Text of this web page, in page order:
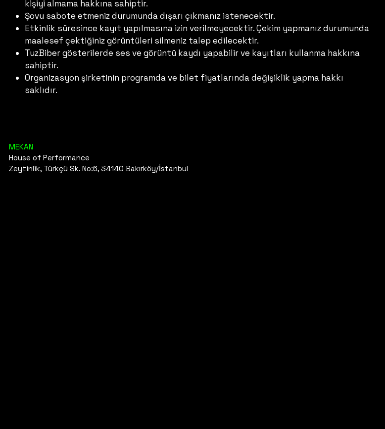
kişiyi almama hakkına sahiptir.
Şovu sabote etmeniz durumunda dışarı çıkmanız istenecektir.
Etkinlik süresince kayıt yapılmasına izin verilmeyecektir. Çekim yapmanız durumunda
maalesef çektiğiniz görüntüleri silmeniz talep edilecektir.
TuzBiber gösterilerde ses ve görüntü kaydı yapabilir ve kayıtları kullanma hakkına
sahiptir.
Organizasyon şirketinin programda ve bilet fiyatlarında değişiklik yapma hakkı
saklıdır.
MEKAN
House of Performance
Zeytinlik, Türkçü Sk. No:6, 34140 Bakırköy/İstanbul